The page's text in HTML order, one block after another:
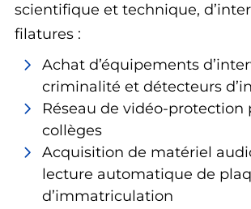
scientifique et technique,
filatures :
Achat d’équipements
criminalité et détecteurs
Réseau de vidéo-protection
collèges
Acquisition de matériel
lecture automatique de
d’immatriculation